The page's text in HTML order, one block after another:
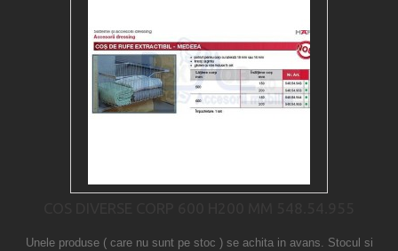
Unele produse ( care nu sunt pe stoc ) se achita in avans. Stocul si